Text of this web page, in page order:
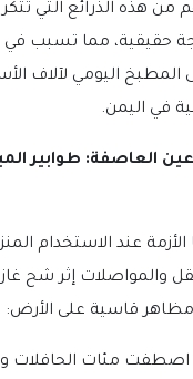
من هذه الذرائع التي
حقيقية، مما تسبب في
اليومي لآلاف
في اليمن.
العاصفة: طوابير
عند الاستخدام
مظاهر قاسية على الأرض:
اصطفت مئات الحافلات